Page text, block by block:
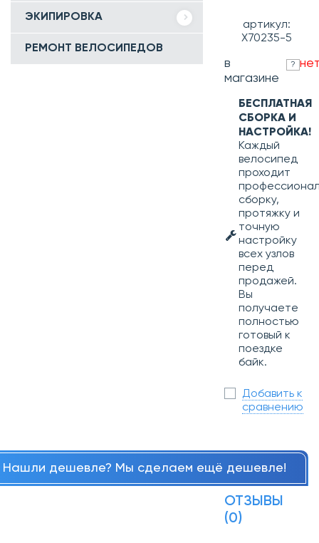
ЭКИПИРОВКА
РЕМОНТ ВЕЛОСИПЕДОВ
артикул:
Х70235-5
в
магазине
?
БЕСПЛАТНАЯ
СБОРКА И
НАСТРОЙКА!
Каждый
велосипед
проходит
сборку,
протяжку и
точную
настройку
всех узлов
перед
продажей.
Вы
получаете
полностью
готовый к
поездке
байк.
Добавить к
сравнению
Нашли дешевле? Мы сделаем ещё дешевле!
ОТЗЫВЫ
(0)